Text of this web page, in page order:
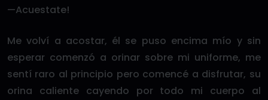
—Acuestate!
Me volví a acostar, él se puso encima mío y sin
esperar comenzó a orinar sobre mi uniforme, me
sentí raro al principio pero comencé a disfrutar, su
orina caliente cayendo por todo mi cuerpo al